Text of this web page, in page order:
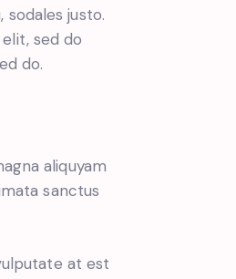
sodales justo.
sed do
do.
aliquyam
sanctus
at est